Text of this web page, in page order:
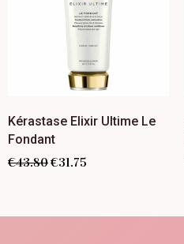
Kérastase Elixir Ultime Le
Fondant
€43.80€31.75